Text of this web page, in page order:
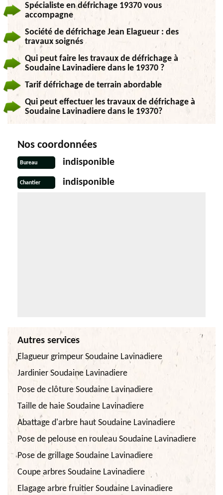
Spécialiste en défrichage 19370 vous
accompagne
Société de défrichage Jean Elagueur : des
travaux soignés
Qui peut faire les travaux de défrichage à
Soudaine Lavinadiere dans le 19370 ?
Tarif défrichage de terrain abordable
Qui peut effectuer les travaux de défrichage à
Soudaine Lavinadiere dans le 19370?
Nos coordonnées
Bureau indisponible
Chantier indisponible
Autres services
Elagueur grimpeur Soudaine Lavinadiere
Jardinier Soudaine Lavinadiere
Pose de clôture Soudaine Lavinadiere
Taille de haie Soudaine Lavinadiere
Abattage d'arbre haut Soudaine Lavinadiere
Pose de pelouse en rouleau Soudaine Lavinadiere
Pose de grillage Soudaine Lavinadiere
Coupe arbres Soudaine Lavinadiere
Elagage arbre fruitier Soudaine Lavinadiere